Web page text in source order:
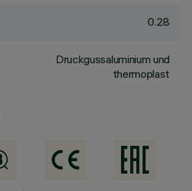
0.28
Druckgussaluminium und
thermoplast